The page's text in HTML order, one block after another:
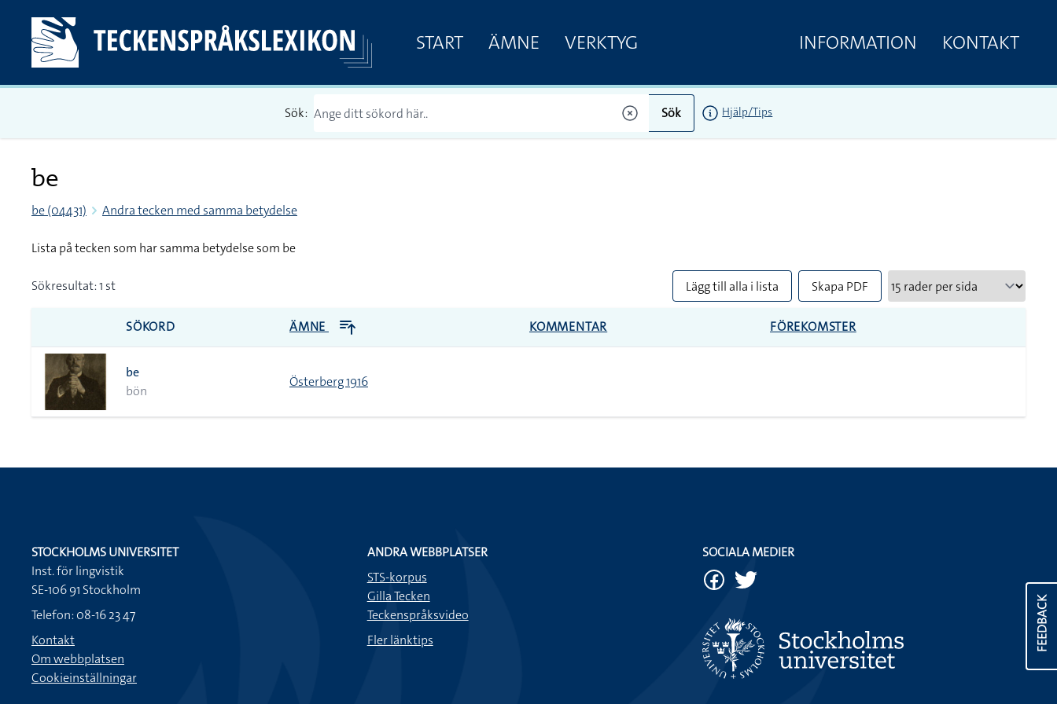
START ÄMNE VERKTYG INFORMATION KONTAKT
Sök: Sök Hjälp/Tips
be
be (04431) Andra tecken med samma betydelse
Lista på tecken som har samma betydelse som be
Sökresultat: 1 st Lägg till alla i lista Skapa PDF
SÖKORD ÄMNE KOMMENTAR FÖREKOMSTER
be
bön
Österberg 1916
FEEDBACK
STOCKHOLMS UNIVERSITET
Inst. för lingvistik
SE-106 91 Stockholm
Telefon: 08-16 23 47
Kontakt
Om webbplatsen
Cookieinställningar
ANDRA WEBBPLATSER
STS-korpus
Gilla Tecken
Teckenspråksvideo
Fler länktips
SOCIALA MEDIER